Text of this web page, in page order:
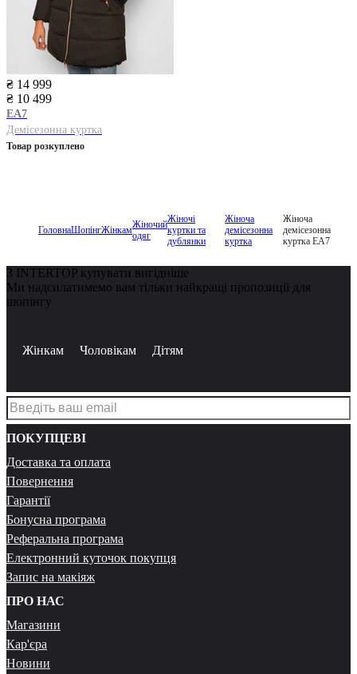
₴ 14 999
₴ 10 499
EA7
Демісезонна куртка
Товар розкуплено
ГоловнаШопінгЖінкамЖіночий
одяг
Жіночі
куртки та
дублянки
Жіноча
демісезонна
куртка
Жіноча
демісезонна
куртка EA7
З INTERTOP купувати вигідніше
Ми надсилатимемо вам тільки найкращі пропозиції для
шопінгу
Жінкам Чоловікам Дітям
ПОКУПЦЕВІ
Доставка та оплата
Повернення
Гарантії
Бонусна програма
Реферальна програма
Електронний куточок покупця
Запис на макіяж
ПРО НАС
Магазини
Кар'єра
Новини